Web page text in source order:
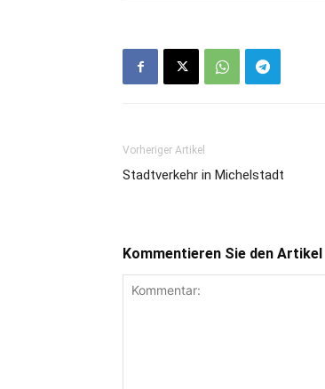
Vorheriger Artikel
Stadtverkehr in Michelstadt
Kommentieren Sie den Artikel